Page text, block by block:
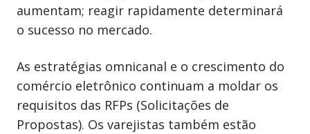
aumentam; reagir rapidamente determinará
o sucesso no mercado.
As estratégias omnicanal e o crescimento do
comércio eletrônico continuam a moldar os
requisitos das RFPs (Solicitações de
Propostas). Os varejistas também estão